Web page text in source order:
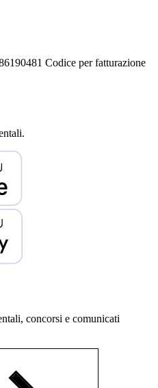
Codice per fatturazione
concorsi e comunicati